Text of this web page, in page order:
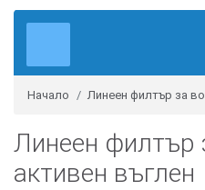
Начало Линеен филтър за
Линеен филтър
активен въглен